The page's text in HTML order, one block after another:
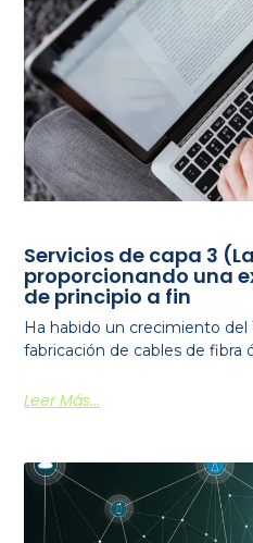
Servicios de capa 3
proporcionando una
de principio a fin
Ha habido un crecimiento del
fabricación de cables de fibra
Leer Más...